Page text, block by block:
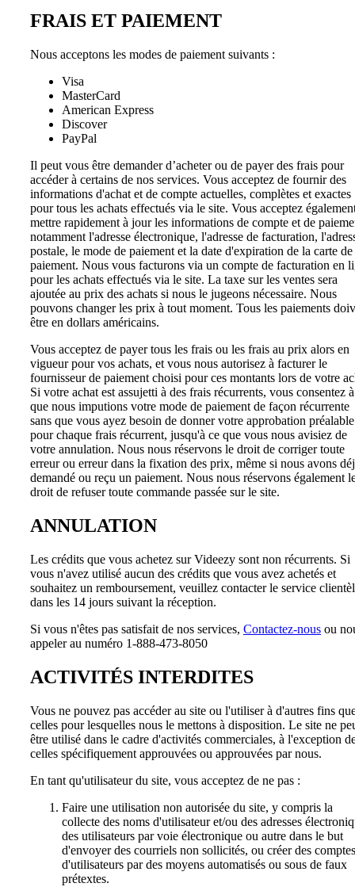
FRAIS ET PAIEMENT
Nous acceptons les modes de paiement suivants :
Visa
MasterCard
American Express
Discover
PayPal
Il peut vous être demander d’acheter ou de payer des frais pour
accéder à certains de nos services. Vous acceptez de fournir des
informations d'achat et de compte actuelles, complètes et exactes
pour tous les achats effectués via le site. Vous acceptez
mettre rapidement à jour les informations de compte et de
notamment l'adresse électronique, l'adresse de facturation,
postale, le mode de paiement et la date d'expiration de la carte de
paiement. Nous vous facturons via un compte de facturation en
pour les achats effectués via le site. La taxe sur les ventes sera
ajoutée au prix des achats si nous le jugeons nécessaire. Nous
pouvons changer les prix à tout moment. Tous les paiements
être en dollars américains.
Vous acceptez de payer tous les frais ou les frais au prix alors en
vigueur pour vos achats, et vous nous autorisez à facturer le
fournisseur de paiement choisi pour ces montants lors de votre
Si votre achat est assujetti à des frais récurrents, vous consentez
que nous imputions votre mode de paiement de façon récurrente
sans que vous ayez besoin de donner votre approbation préalable
pour chaque frais récurrent, jusqu'à ce que vous nous avisiez de
votre annulation. Nous nous réservons le droit de corriger toute
erreur ou erreur dans la fixation des prix, même si nous avons
demandé ou reçu un paiement. Nous nous réservons également
droit de refuser toute commande passée sur le site.
ANNULATION
Les crédits que vous achetez sur Videezy sont non récurrents. Si
vous n'avez utilisé aucun des crédits que vous avez achetés et
souhaitez un remboursement, veuillez contacter le service
dans les 14 jours suivant la réception.
Si vous n'êtes pas satisfait de nos services, Contactez-nous ou
appeler au numéro 1-888-473-8050
ACTIVITÉS INTERDITES
Vous ne pouvez pas accéder au site ou l'utiliser à d'autres fins
celles pour lesquelles nous le mettons à disposition. Le site ne
être utilisé dans le cadre d'activités commerciales, à l'exception
celles spécifiquement approuvées ou approuvées par nous.
En tant qu'utilisateur du site, vous acceptez de ne pas :
Faire une utilisation non autorisée du site, y compris la
collecte des noms d'utilisateur et/ou des adresses
des utilisateurs par voie électronique ou autre dans le but
d'envoyer des courriels non sollicités, ou créer des comptes
d'utilisateurs par des moyens automatisés ou sous de faux
prétextes.